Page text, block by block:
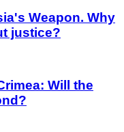
Weapon. Why
justice?
Will the